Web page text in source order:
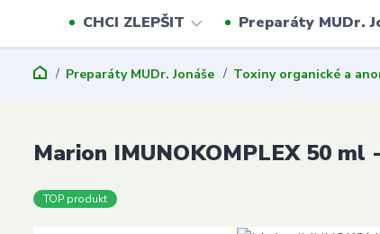
CHCI ZLEPŠIT Preparáty MUDr.
Preparáty MUDr. Jonáše Toxiny organické a
Marion IMUNOKOMPLEX 50
TOP produkt